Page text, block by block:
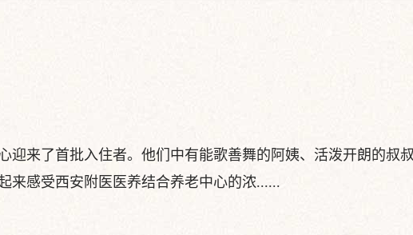
迎来了首批入住者。他们中有能歌善舞的阿姨、活泼开朗的叔
感受西安附医医养结合养老中心的浓......